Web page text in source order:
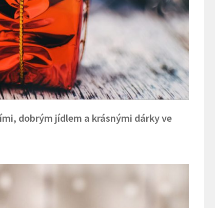
dobrým jídlem a krásnými dárky ve